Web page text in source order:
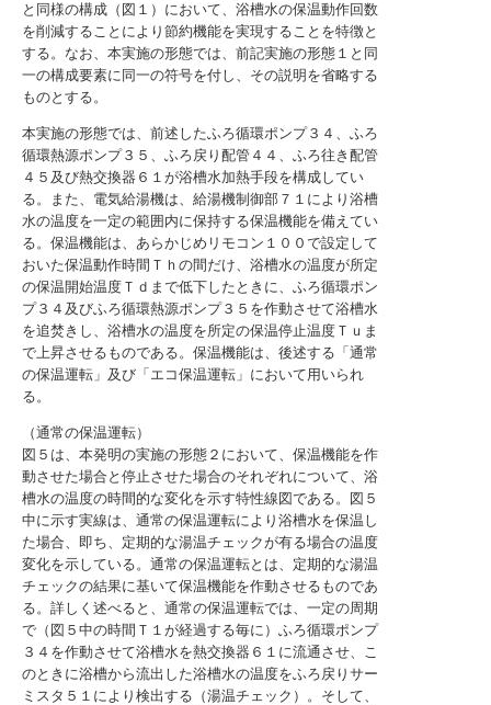
と同様の構成（図１）において、浴槽水の保温動作回数
を削減することにより節約機能を実現することを特徴と
する。なお、本実施の形態では、前記実施の形態１と同
一の構成要素に同一の符号を付し、その説明を省略する
ものとする。
本実施の形態では、前述したふろ循環ポンプ３４、ふろ
循環熱源ポンプ３５、ふろ戻り配管４４、ふろ往き配管
４５及び熱交換器６１が浴槽水加熱手段を構成してい
る。また、電気給湯機は、給湯機制御部７１により浴槽
水の温度を一定の範囲内に保持する保温機能を備えてい
る。保温機能は、あらかじめリモコン１００で設定して
おいた保温動作時間Ｔｈの間だけ、浴槽水の温度が所定
の保温開始温度Ｔｄまで低下したときに、ふろ循環ポン
プ３４及びふろ循環熱源ポンプ３５を作動させて浴槽水
を追焚きし、浴槽水の温度を所定の保温停止温度Ｔｕま
で上昇させるものである。保温機能は、後述する「通常
の保温運転」及び「エコ保温運転」において用いられ
る。
（通常の保温運転）
図５は、本発明の実施の形態２において、保温機能を作
動させた場合と停止させた場合のそれぞれについて、浴
槽水の温度の時間的な変化を示す特性線図である。図５
中に示す実線は、通常の保温運転により浴槽水を保温し
た場合、即ち、定期的な湯温チェックが有る場合の温度
変化を示している。通常の保温運転とは、定期的な湯温
チェックの結果に基いて保温機能を作動させるものであ
る。詳しく述べると、通常の保温運転では、一定の周期
で（図５中の時間Ｔ１が経過する毎に）ふろ循環ポンプ
３４を作動させて浴槽水を熱交換器６１に流通させ、こ
のときに浴槽から流出した浴槽水の温度をふろ戻りサー
ミスタ５１により検出する（湯温チェック）。そして、